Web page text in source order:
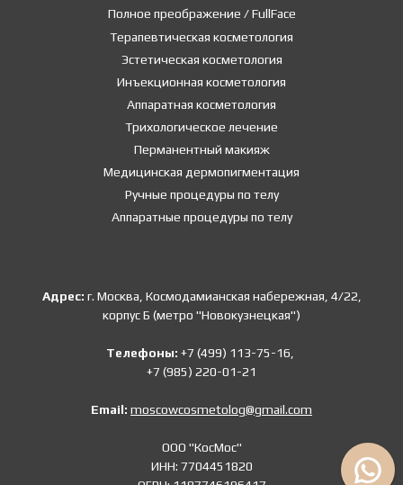
Полное преображение / FullFace
Терапевтическая косметология
Эстетическая косметология
Инъекционная косметология
Аппаратная косметология
Трихологическое лечение
Перманентный макияж
Медицинская дермопигментация
Ручные процедуры по телу
Аппаратные процедуры по телу
Адрес: г. Москва, Космодамианская набережная, 4/22,
корпус Б (метро "Новокузнецкая")
Телефоны: +7 (499) 113-75-16,
+7 (985) 220-01-21
Email: moscowcosmetolog@gmail.com
ООО "КосМос"
ИНН: 7704451820